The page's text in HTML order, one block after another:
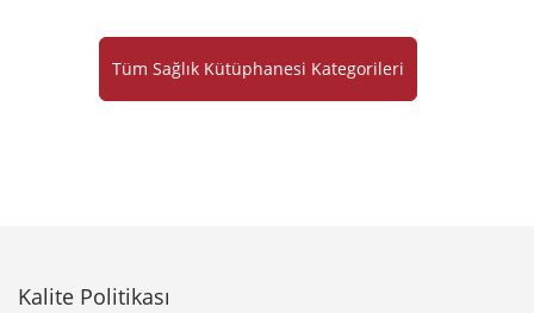
Tüm Sağlık Kütüphanesi Kategorileri
Kalite Politikası